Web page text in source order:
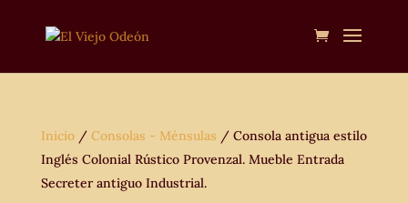
Inicio/ Consolas - Ménsulas / Consola antigua estilo
Inglés Colonial Rústico Provenzal. Mueble Entrada
Secreter antiguo Industrial.